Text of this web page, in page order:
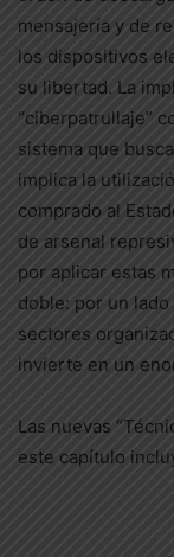
mensajería y de
los dispositivos
su libertad. La
“ciberpatrullaje”
sistema que
implica la
comprado al
de arsenal
por aplicar estas
doble: por un
sectores
invierte en un
Las nuevas
este capítulo